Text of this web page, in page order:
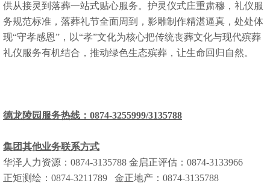
供从接灵到落葬一站式贴心服务。护灵仪式庄重肃穆，礼仪服
务规范标准，落葬礼节全面周到，影雕制作精湛逼真，处处体
现“守孝感恩”，以“孝”文化为核心把传统丧葬文化与现代殡葬
礼仪服务有机结合，推动绿色生态殡葬，让生命回归自然。
德龙陵园服务热线： 0874-3255999/3135788
集团其他业务联系方式
华泽人力资源： 0874-3135788 金启正评估： 0874-3133966
正矩测绘： 0874-3211789 金正地产： 0874-3135788